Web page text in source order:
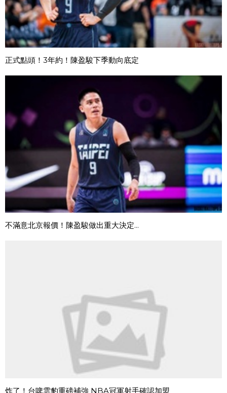
正式點頭！3年約！陳盈駿下季動向底定
不滿意北京報價！陳盈駿做出重大決定...
炸了！台啤雲豹重磅補強 NBA冠軍射手確認加盟